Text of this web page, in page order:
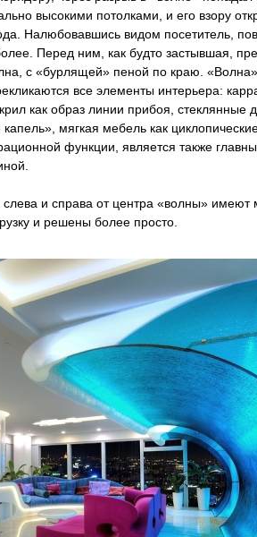
высокими потолками, и его взору
Налюбовавшись видом посетитель,
Перед ним, как будто застывшая,
с «бурлящей» пеной по краю.
все элементы интерьера:
как образ линии прибоя, стеклянные
капель», мягкая мебель как
функции, является также
и справа от центра «волны» имеют
и решены более просто.